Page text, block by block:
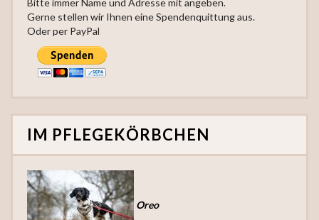
Bitte immer Name und Adresse mit angeben.
Gerne stellen wir Ihnen eine Spendenquittung aus.
Oder per PayPal
IM PFLEGEKÖRBCHEN
Oreo